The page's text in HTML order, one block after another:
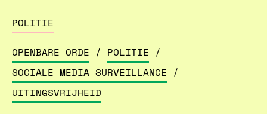
POLITIE
OPENBARE ORDE / POLITIE /
SOCIALE MEDIA SURVEILLANCE /
UITINGSVRIJHEID